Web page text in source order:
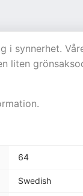
i synnerhet.
liten
64
Swedish